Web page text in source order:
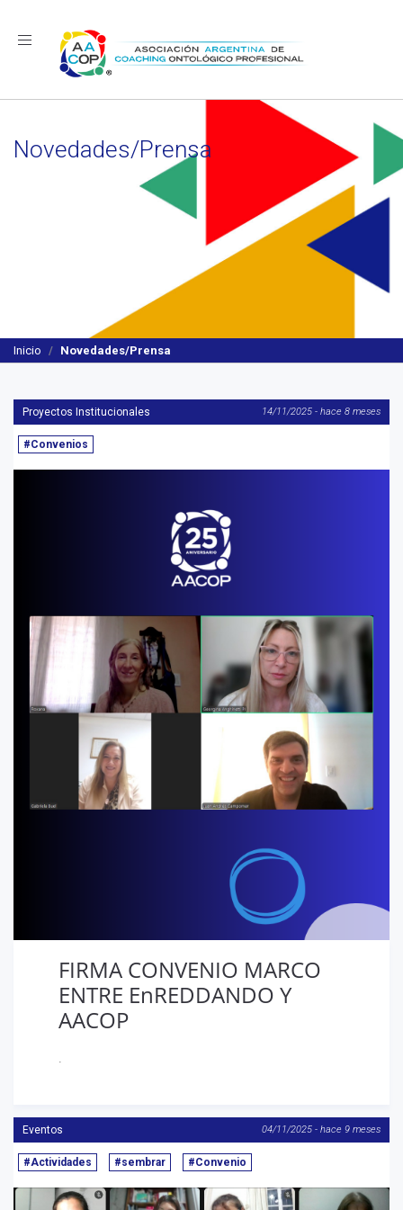
Navegación
Novedades/Prensa
Inicio Novedades/Prensa
Proyectos Institucionales 14/11/2025 - hace 8 meses
#Convenios
FIRMA CONVENIO MARCO
ENTRE EnREDDANDO Y
AACOP
Eventos 04/11/2025 - hace 9 meses
#Actividades #sembrar #Convenio
Anterior